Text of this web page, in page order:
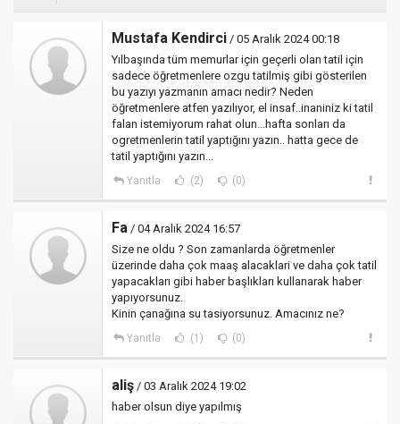
Mustafa Kendirci / 05 Aralık 2024 00:18
Yılbaşında tüm memurlar için geçerli olan tatil için
sadece öğretmenlere ozgu tatilmiş gibi gösterilen
bu yazıyı yazmanın amacı nedir? Neden
öğretmenlere atfen yazılıyor, el insaf..inaniniz ki tatil
falan istemiyorum rahat olun...hafta sonları da
ogretmenlerin tatil yaptığını yazın.. hatta gece de
tatil yaptığını yazın...
Yanıtla (2) (0)
Fa / 04 Aralık 2024 16:57
Size ne oldu ? Son zamanlarda öğretmenler
üzerinde daha çok maaş alacaklari ve daha çok tatil
yapacakları gibi haber başlıkları kullanarak haber
yapıyorsunuz.
Kinin çanağına su tasiyorsunuz. Amacınız ne?
Yanıtla (1) (0)
aliş / 03 Aralık 2024 19:02
haber olsun diye yapılmış